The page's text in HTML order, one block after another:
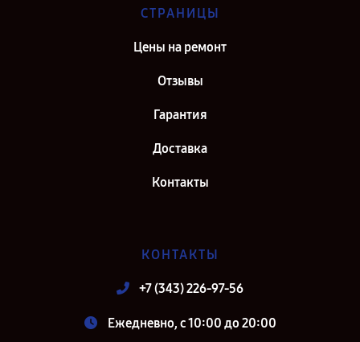
СТРАНИЦЫ
Цены на ремонт
Отзывы
Гарантия
Доставка
Контакты
КОНТАКТЫ
+7 (343) 226-97-56
Ежедневно, с 10:00 до 20:00